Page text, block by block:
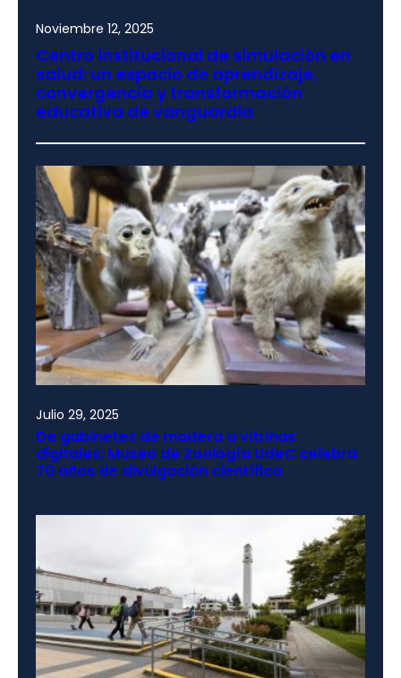
Noviembre 12, 2025
Centro institucional de simulación en
salud: un espacio de aprendizaje,
convergencia y transformación
educativa de vanguardia
Julio 29, 2025
De gabinetes de madera a vitrinas
digitales: Museo de Zoología UdeC celebra
70 años de divulgación científica